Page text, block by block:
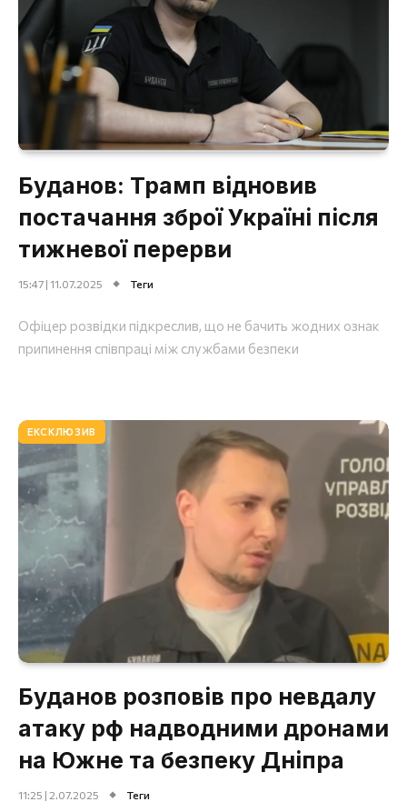
Буданов: Трамп відновив
постачання зброї Україні після
тижневої перерви
15:47 | 11.07.2025 Теги
Офіцер розвідки підкреслив, що не бачить жодних ознак
припинення співпраці між службами безпеки
ЕКСКЛЮЗИВ
Буданов розповів про невдалу
атаку рф надводними дронами
на Южне та безпеку Дніпра
11:25 | 2.07.2025 Теги